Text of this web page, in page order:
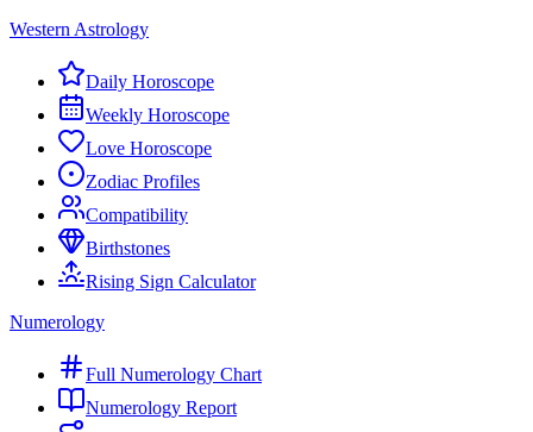
Western Astrology
Daily Horoscope
Weekly Horoscope
Love Horoscope
Zodiac Profiles
Compatibility
Birthstones
Rising Sign Calculator
Numerology
Full Numerology Chart
Numerology Report